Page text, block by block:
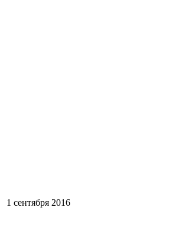
1 сентября 2016